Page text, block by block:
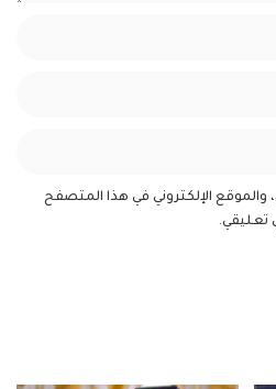
والموقع الإلكتروني في هذا المتصفح
تعليقي.